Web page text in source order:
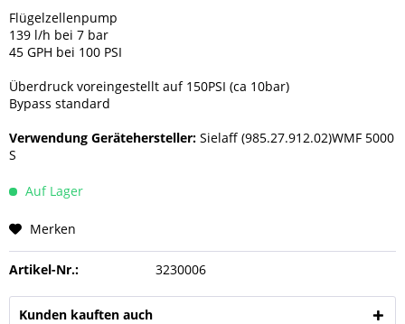
Flügelzellenpump
139 l/h bei 7 bar
45 GPH bei 100 PSI
Überdruck voreingestellt auf 150PSI (ca 10bar)
Bypass standard
Verwendung Gerätehersteller: Sielaff (985.27.912.02)WMF 5000
S
Auf Lager
Merken
Artikel-Nr.: 3230006
Kunden kauften auch